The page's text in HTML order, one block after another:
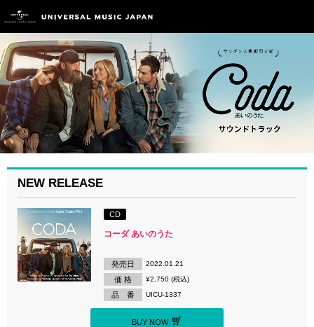
NEW RELEASE
CD
コーダ あいのうた
発売日 2022.01.21
価 格 ¥2,750 (税込)
品 番 UICU-1337
BUY NOW